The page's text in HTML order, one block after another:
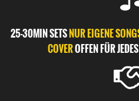
25-30MIN SETSNUR EIGENE
COVEROFFEN FÜR